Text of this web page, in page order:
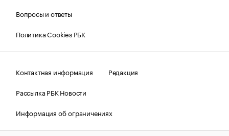
Вопросы и ответы
Политика Cookies РБК
Контактная информация
Редакция
Рассылка РБК Новости
Информация об ограничениях
Правовая информация
О соблюдении авторских прав